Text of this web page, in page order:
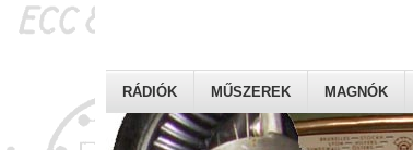
RÁDIÓK MŰSZEREK MAGNÓK